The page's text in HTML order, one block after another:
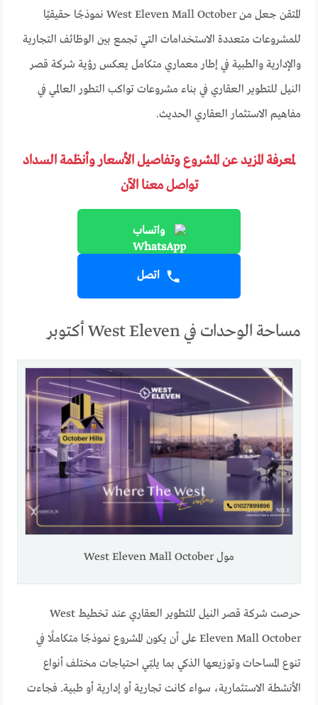
المتقن جعل من West Eleven Mall October نموذجًا حقيقيًا
للمشروعات متعددة الاستخدامات التي تجمع بين الوظائف التجارية
والإدارية والطبية في إطار معماري متكامل يعكس رؤية شركة قصر
النيل للتطوير العقاري في بناء مشروعات تواكب التطور العالمي في
مفاهيم الاستثمار العقاري الحديث.
لمعرفة المزيد عن المشروع وتفاصيل الأسعار وأنظمة السداد
تواصل معنا الآن
واتساب
اتصل
مساحة الوحدات في West Eleven أكتوبر
مول West Eleven Mall October
حرصت شركة قصر النيل للتطوير العقاري عند تخطيط West
Eleven Mall October على أن يكون المشروع نموذجًا متكاملًا في
تنوع المساحات وتوزيعها الذكي بما يلبّي احتياجات مختلف أنواع
الأنشطة الاستثمارية، سواء كانت تجارية أو إدارية أو طبية. فجاءت